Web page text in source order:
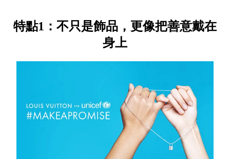
特點1：不只是飾品，更像把善意戴在
身上